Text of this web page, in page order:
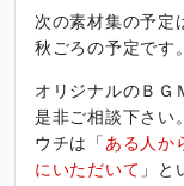
次の素材集の予
秋ごろの予定です。
オリジナルのＢＧ
是非ご相談下さい。
ウチは「ある人か
にいただいて 」と